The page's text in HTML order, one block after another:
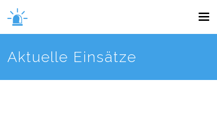
main
content
Aktuelle Einsätze